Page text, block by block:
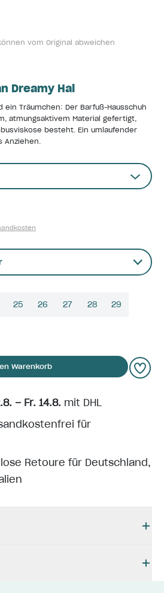
vom Original abweichen
Dreamy Hai
ein Träumchen: Der Barfuß-Hausschuh
atmungsaktivem Material gefertigt,
besteht. Ein umlaufender
Anziehen.
25 26 27 28 29
Warenkorb
– Fr. 14.8. mit DHL
für
Retoure für Deutschland,